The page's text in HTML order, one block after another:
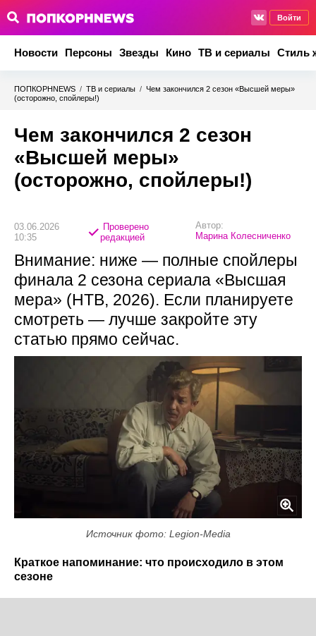
Войти
Новости Персоны Звезды Кино ТВ и сериалы Стиль
ПОПКОРНNEWS / ТВ и сериалы / Чем закончился 2 сезон «Высшей меры»
(осторожно, спойлеры!)
Чем закончился 2 сезон
«Высшей меры»
(осторожно, спойлеры!)
03.06.2026
10:35
Проверено
редакцией
Автор:
Марина Колесниченко
Внимание: ниже — полные спойлеры
финала 2 сезона сериала «Высшая
мера» (НТВ, 2026). Если планируете
смотреть — лучше закройте эту
статью прямо сейчас.
Источник фото: Legion-Media
Краткое напоминание: что происходило в этом
сезоне